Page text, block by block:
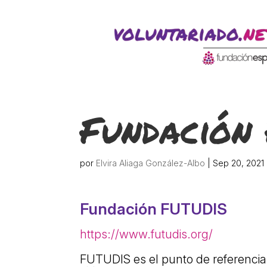
Fundación
por Elvira Aliaga González-Albo |Sep 20, 2021
Fundación FUTUDIS
https://www.futudis.org/
FUTUDIS es el punto de
ACTIVITATS D'ESTIU
CASES DE COLÒNIES
CONEIX FUNDESPLAI
Missió i